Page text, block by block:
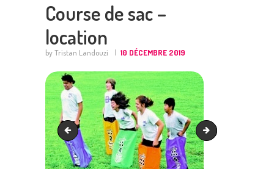
Course de sac –
location
by Tristan Landouzi 10 DÉCEMBRE 2019
Sarbacane - location skis d'équipe -